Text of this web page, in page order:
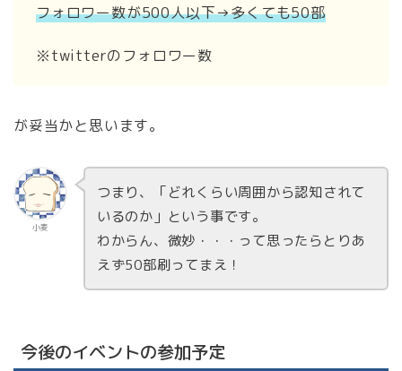
フォロワー数が500人以下→多くても50部
※twitterのフォロワー数
が妥当かと思います。
小麦
つまり、「どれくらい周囲から認知されて
いるのか」という事です。
わからん、微妙・・・って思ったらとりあ
えず50部刷ってまえ！
今後のイベントの参加予定